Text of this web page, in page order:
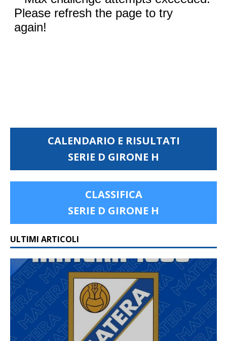
CALENDARIO E RISULTATI
SERIE D GIRONE H
CLASSIFICA
SERIE D GIRONE H
ULTIMI ARTICOLI